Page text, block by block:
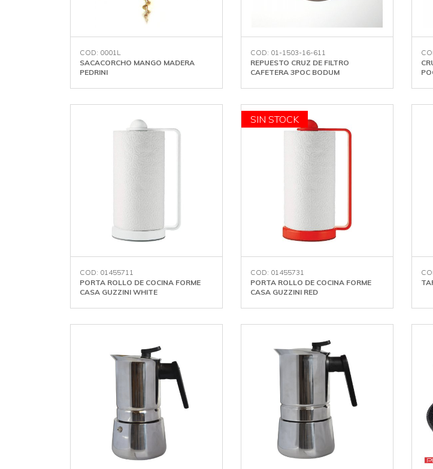
COD: 0001L
SACACORCHO MANGO MADERA
PEDRINI
COD: 01-1503-16-611
REPUESTO CRUZ DE FILTRO
CAFETERA 3POC BODUM
COD: 01455711
PORTA ROLLO DE COCINA FORME
CASA GUZZINI WHITE
SIN STOCK
COD: 01455731
PORTA ROLLO DE COCINA FORME
CASA GUZZINI RED